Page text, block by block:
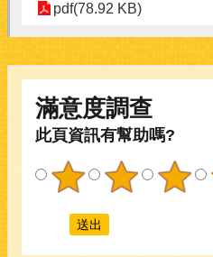
pdf(78.92 KB)
滿意度調查
此頁資訊有幫助嗎?